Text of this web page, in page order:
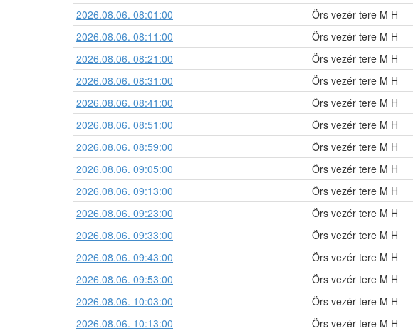
2026.08.06. 08:01:00
Örs vezér tere M H
2026.08.06. 08:11:00
Örs vezér tere M H
2026.08.06. 08:21:00
Örs vezér tere M H
2026.08.06. 08:31:00
Örs vezér tere M H
2026.08.06. 08:41:00
Örs vezér tere M H
2026.08.06. 08:51:00
Örs vezér tere M H
2026.08.06. 08:59:00
Örs vezér tere M H
2026.08.06. 09:05:00
Örs vezér tere M H
2026.08.06. 09:13:00
Örs vezér tere M H
2026.08.06. 09:23:00
Örs vezér tere M H
2026.08.06. 09:33:00
Örs vezér tere M H
2026.08.06. 09:43:00
Örs vezér tere M H
2026.08.06. 09:53:00
Örs vezér tere M H
2026.08.06. 10:03:00
Örs vezér tere M H
2026.08.06. 10:13:00
Örs vezér tere M H